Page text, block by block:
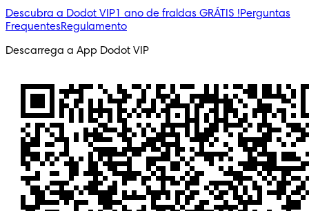
Descubra a Dodot VIP1 ano de fraldas GRÁTIS !Perguntas
FrequentesRegulamento
Descarrega a App Dodot VIP